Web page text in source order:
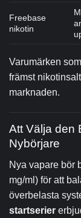
Freebase
nikotin
Varumärken som
främst
marknaden.
Att Välja den
Nybörjare
Nya vapare bör
mg/ml) för att
överbelasta
startserier